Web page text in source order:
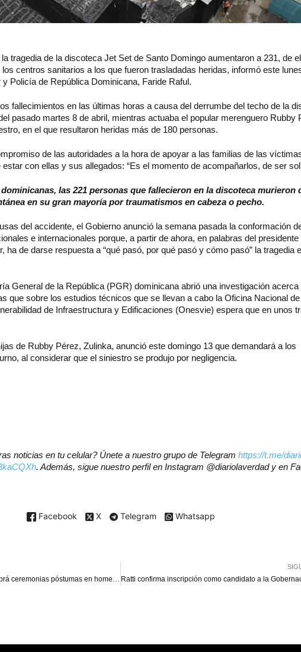
tragedia de la discoteca Jet Set de Santo Domingo aumentaron a 231, de
centros sanitarios a los que fueron trasladadas heridas, informó este
Policía de República Dominicana, Faride Raful.
fallecimientos en las últimas horas a causa del derrumbe del techo de la
pasado martes 8 de abril, mientras actuaba el popular merenguero Rubby
en el que resultaron heridas más de 180 personas.
de las autoridades a la hora de apoyar a las familias de las
con ellas y sus allegados: “Es el momento de acompañarlos, de ser
las 221 personas que fallecieron en la discoteca murieron
en su gran mayoría por traumatismos en cabeza o pecho.
del accidente, el Gobierno anunció la semana pasada la conformación
e internacionales porque, a partir de ahora, en palabras del presidente
ha de darse respuesta a “qué pasó, por qué pasó y cómo pasó” la tragedia
General de la República (PGR) dominicana abrió una investigación acerca
que sobre los estudios técnicos que se llevan a cabo la Oficina Nacional de
de Infraestructura y Edificaciones (Onesvie) espera que en unos
de Rubby Pérez, Zulinka, anunció este domingo 13 que demandará a los
al considerar que el siniestro se produjo por negligencia.
noticias en tu celular? Únete a nuestro grupo de Telegram https://t.me/
. Además, sigue nuestro perfil en Instagram @diariolaverdad y en
Facebook X Telegram Whatsapp